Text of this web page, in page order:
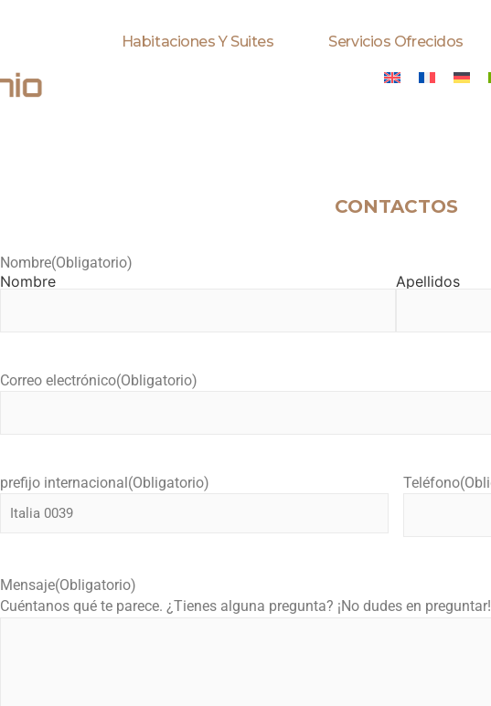
Habitaciones Y Suites Servicios Ofrecidos
CONTACTOS
Nombre(Obligatorio)
Nombre Apellidos
Correo electrónico(Obligatorio)
prefijo internacional (Obligatorio) Teléfono
Mensaje(Obligatorio)
Cuéntanos qué te parece. ¿Tienes alguna pregunta? ¡No dudes en preguntar!